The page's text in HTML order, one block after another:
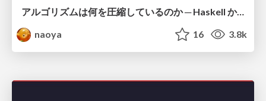
アルゴリズムは何を圧縮しているのか ─ Haskell から育った「圧縮代数」というメンタルモデル
naoya
16 3.8k